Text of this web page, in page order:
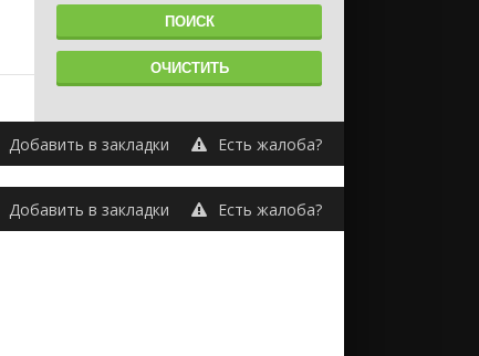
Добавить в закладки Есть жалоба?
Добавить в закладки Есть жалоба?